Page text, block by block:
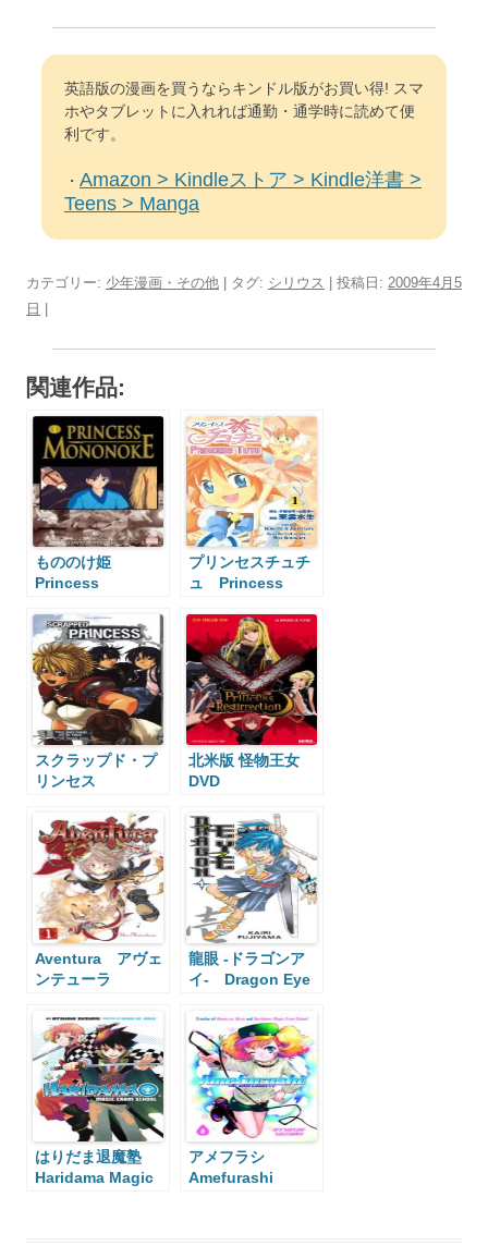
英語版の漫画を買うならキンドル版がお買い得! スマ
ホやタブレットに入れれば通勤・通学時に読めて便
利です。
・ Amazon > Kindleストア > Kindle洋書 >
Teens > Manga
カテゴリー: 少年漫画・その他 | タグ: シリウス | 投稿日: 2009年4月5
日
関連作品:
もののけ姫
Princess
プリンセスチュチ
ュ Princess
スクラップド・プ
リンセス
Princess
北米版 怪物王女
DVD
Aventura アヴェ
ンテューラ
龍眼 -ドラゴンア
イ- Dragon Eye
はりだま退魔塾
Haridama Magic
アメフラシ
Amefurashi